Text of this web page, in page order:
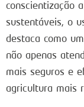
conscientização
sustentáveis, o
destaca como
não apenas
mais seguros e
agricultura mais